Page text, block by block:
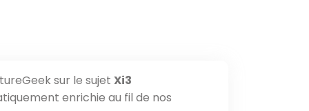
sur le sujet Xi3
enrichie au fil de nos